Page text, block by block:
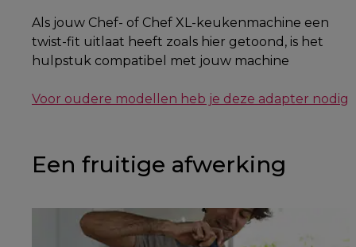
Als jouw Chef- of Chef XL-keukenmachine een
twist-fit uitlaat heeft zoals hier getoond, is het
hulpstuk compatibel met jouw machine
Voor oudere modellen heb je deze adapter nodig
Een fruitige afwerking